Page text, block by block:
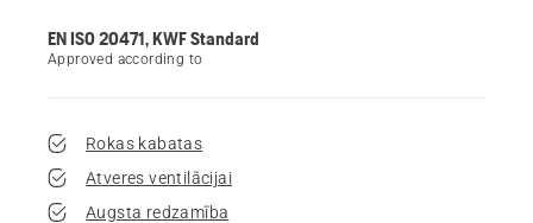
EN ISO 20471, KWF Standard
Approved according to
Rokas kabatas
Atveres ventilācijai
Augsta redzamība